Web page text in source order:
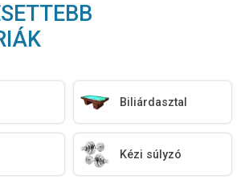
Biliárdasztal
Kézi súlyzó